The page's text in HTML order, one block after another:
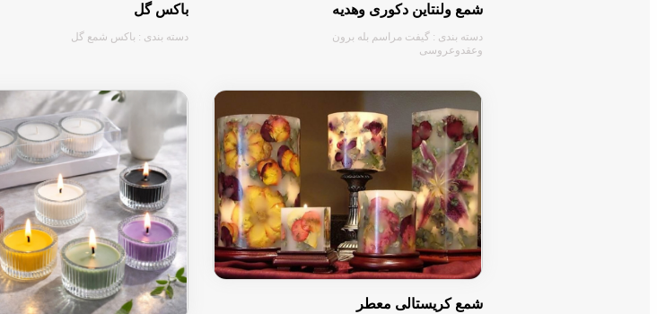
شمع ولنتاین دکوری وهدیه
دسته بندی : گیفت مراسم بله برون
وعقدوعروسی
باکس گل
دسته بندی : باکس شمع گل
شمع کریستالی معطر